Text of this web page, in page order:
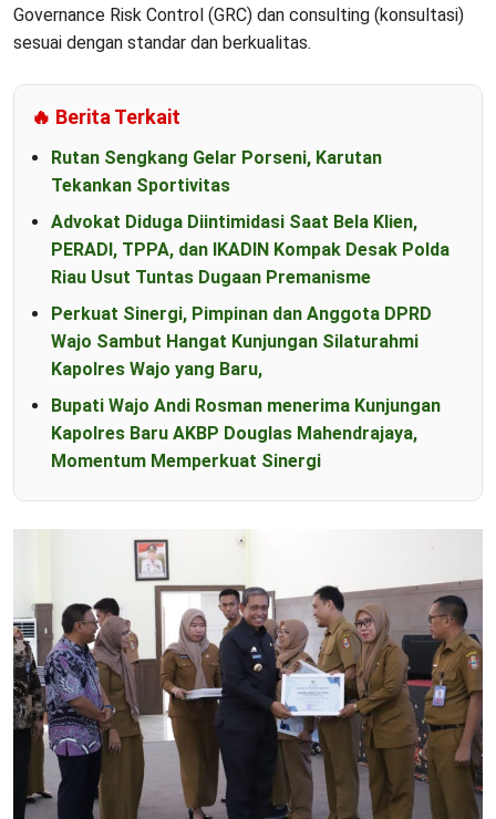
Governance Risk Control (GRC) dan consulting (konsultasi)
sesuai dengan standar dan berkualitas.
🔥 Berita Terkait
Rutan Sengkang Gelar Porseni, Karutan
Tekankan Sportivitas
Advokat Diduga Diintimidasi Saat Bela Klien,
PERADI, TPPA, dan IKADIN Kompak Desak Polda
Riau Usut Tuntas Dugaan Premanisme
Perkuat Sinergi, Pimpinan dan Anggota DPRD
Wajo Sambut Hangat Kunjungan Silaturahmi
Kapolres Wajo yang Baru,
Bupati Wajo Andi Rosman menerima Kunjungan
Kapolres Baru AKBP Douglas Mahendrajaya,
Momentum Memperkuat Sinergi